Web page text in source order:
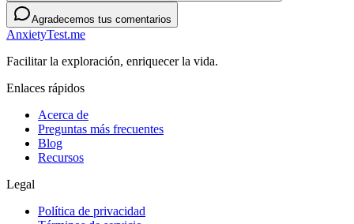
Agradecemos tus comentarios
AnxietyTest.me
Facilitar la exploración, enriquecer la vida.
Enlaces rápidos
Acerca de
Preguntas más frecuentes
Blog
Recursos
Legal
Política de privacidad